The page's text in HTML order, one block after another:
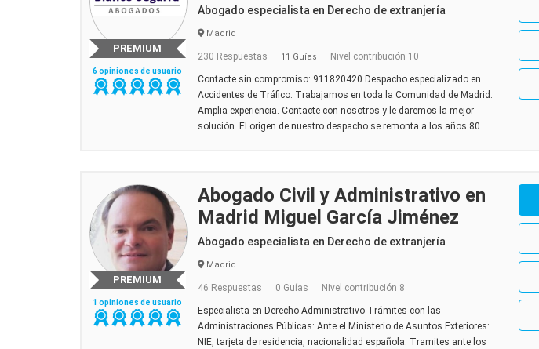
PREMIUM
6 opiniones de usuario
Abogado especialista en Derecho de extranjería
Madrid
230 Respuestas 11 Guías Nivel contribución 10
Contacte sin compromiso: 911820420 Despacho especializado en
Accidentes de Tráfico. Trabajamos en toda la Comunidad de Madrid.
Amplia experiencia. Contacte con nosotros y le daremos la mejor
solución. El origen de nuestro despacho se remonta a los años 80...
PREMIUM
1 opiniones de usuario
Abogado Civil y Administrativo en
Madrid Miguel García Jiménez
Abogado especialista en Derecho de extranjería
Madrid
46 Respuestas 0 Guías Nivel contribución 8
Especialista en Derecho Administrativo Trámites con las
Administraciones Públicas: Ante el Ministerio de Asuntos Exteriores:
NIE, tarjeta de residencia, nacionalidad española. Tramites ante los